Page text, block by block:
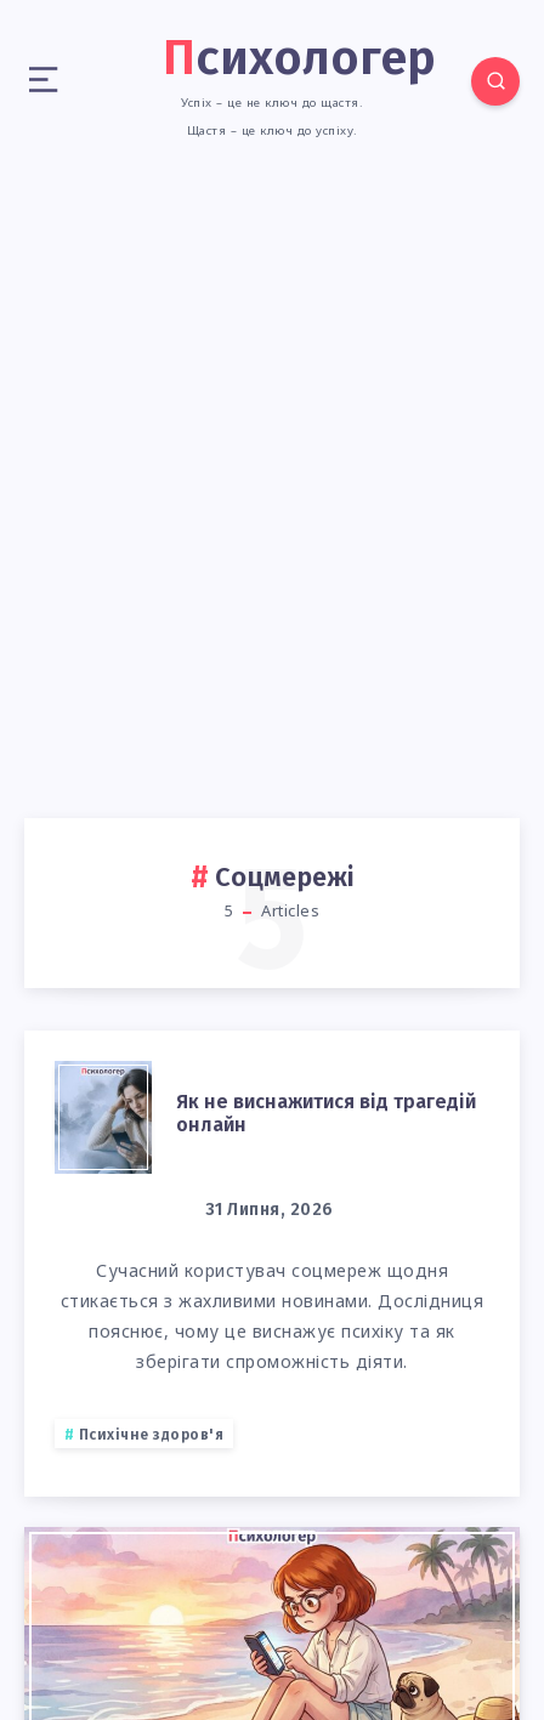
Психологер
Успіх – це не ключ до щастя.
Щастя – це ключ до успіху.
Соцмережі
5 Articles
5
ЯК
НЕ
ВИСНАЖИТИСЯ
ВІД
ТРАГЕДІЙ
ОНЛАЙН
Як не виснажитися від трагедій
онлайн
31 Липня, 2026
Сучасний користувач соцмереж щодня
стикається з жахливими новинами. Дослідниця
пояснює, чому це виснажує психіку та як
зберігати спроможність діяти.
Психічне здоров'я